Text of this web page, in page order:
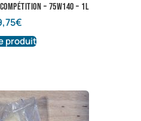
– 75w140 – 1L
€
produit